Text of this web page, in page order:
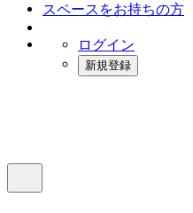
スペースをお持ちの方
ログイン
新規登録